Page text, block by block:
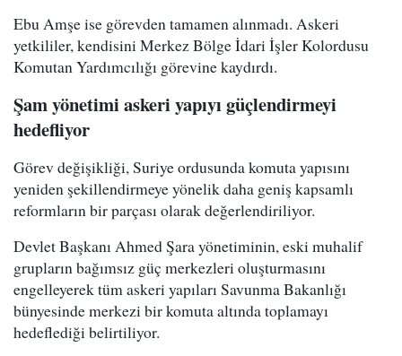
Ebu Amşe ise görevden tamamen alınmadı. Askeri
yetkililer, kendisini Merkez Bölge İdari İşler Kolordusu
Komutan Yardımcılığı görevine kaydırdı.
Şam yönetimi askeri yapıyı güçlendirmeyi
hedefliyor
Görev değişikliği, Suriye ordusunda komuta yapısını
yeniden şekillendirmeye yönelik daha geniş kapsamlı
reformların bir parçası olarak değerlendiriliyor.
Devlet Başkanı Ahmed Şara yönetiminin, eski muhalif
grupların bağımsız güç merkezleri oluşturmasını
engelleyerek tüm askeri yapıları Savunma Bakanlığı
bünyesinde merkezi bir komuta altında toplamayı
hedeflediği belirtiliyor.